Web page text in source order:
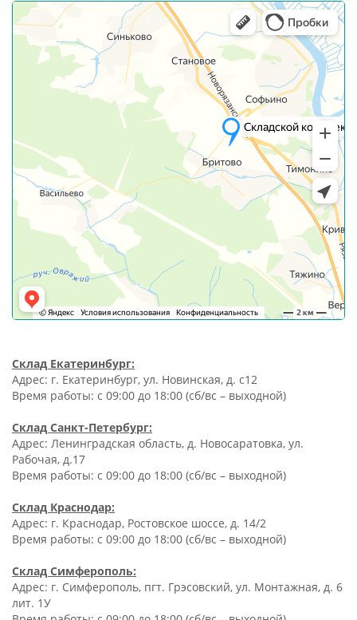
Склад Екатеринбург:
Адрес: г. Екатеринбург, ул. Новинская, д. с12
Время работы: c 09:00 до 18:00 (сб/вс – выходной)
Склад Санкт-Петербург:
Адрес: Ленинградская область, д. Новосаратовка, ул.
Рабочая, д.17
Время работы: c 09:00 до 18:00 (сб/вс – выходной)
Склад Краснодар:
Адрес: г. Краснодар, Ростовское шоссе, д. 14/2
Время работы: c 09:00 до 18:00 (сб/вс – выходной)
Склад Симферополь:
Адрес: г. Симферополь, пгт. Грэсовский, ул. Монтажная, д. 6
лит. 1У